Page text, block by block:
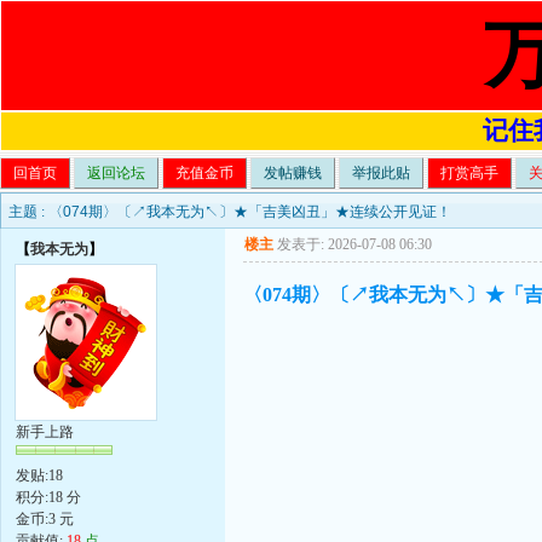
记住
回首页 返回论坛 充值金币 发帖赚钱 举报此贴 打赏高手
主题 : 〈074期〉〔↗我本无为↖〕★「吉美凶丑」★连续公开见证！
【我本无为】
新手上路
发贴:18
积分:18 分
金币:3 元
楼主 发表于: 2026-07-08 06:30
〈074期〉〔↗我本无为↖〕★「